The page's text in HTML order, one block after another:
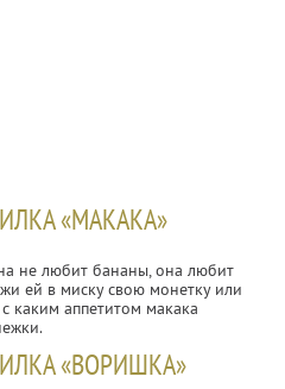
«МАКАКА»
не любит бананы, она любит
ей в миску свою монетку или
каким аппетитом макака
«ВОРИШКА»